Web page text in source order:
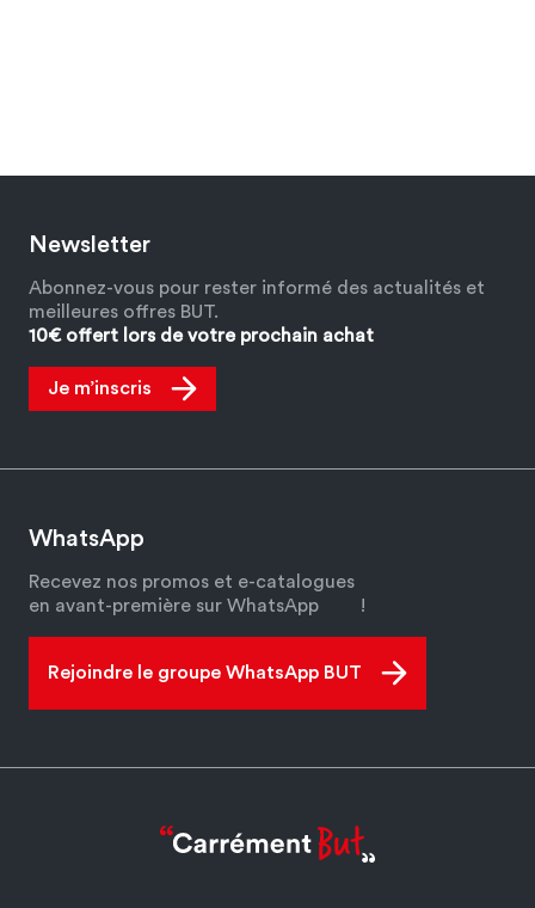
Newsletter
Abonnez-vous pour rester informé des actualités et
meilleures offres BUT.
10€ offert lors de votre prochain achat
Je m’inscris
WhatsApp
Recevez nos promos et e-catalogues
en avant-première sur WhatsApp
!
Rejoindre le groupe WhatsApp BUT